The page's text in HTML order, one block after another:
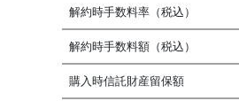
解約時手数料率（税込）
解約時手数料額（税込）
購入時信託財産留保額